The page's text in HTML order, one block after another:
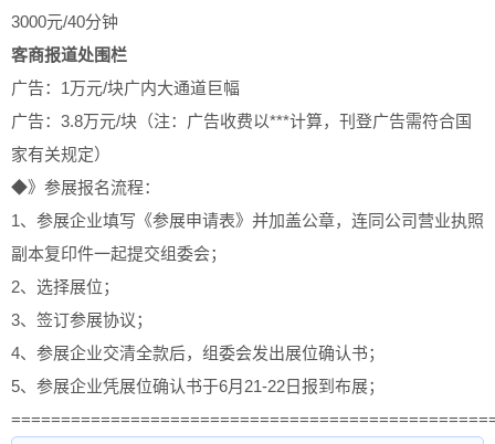
3000元/40分钟
客商报道处围栏
广告：1万元/块广内大通道巨幅
广告：3.8万元/块 （注：广告收费以***计算，刊登广告需符合国
家有关规定）
◆》参展报名流程：
1、参展企业填写《参展申请表》并加盖公章，连同公司营业执照
副本复印件一起提交组委会；
2、选择展位；
3、签订参展协议；
4、参展企业交清全款后，组委会发出展位确认书；
5、参展企业凭展位确认书于6月21-22日报到布展；